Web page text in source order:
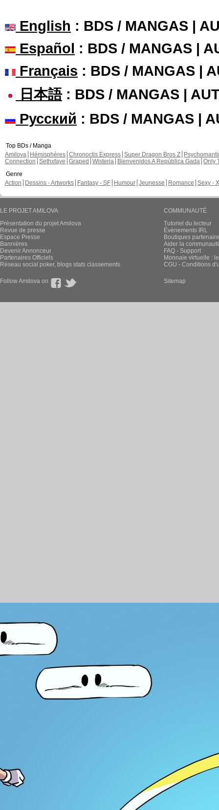
English : BDS / MANGAS |
Español : BDS / MANGAS |
Français : BDS / MANGAS |
日本語: BDS / MANGAS |
Русский : BDS / MANGAS |
Top BDs / Manga
Amilova
Hémisphères Chronoctis Express Super Dragon Bros Z
Connection Sethxfaye Graped Wisteria Bienvenidos A República Gada Only
Genre
Action
Dessins - Artworks Fantasy - SF Humour Jeunesse Romance Sexy -
LE PROJET AMILOVA
Présentation du projet Amilova
Revue de presse
Espace Presse
Bannières
Devenir Annonceur
Partenaires Officiels
Réseau social poker, blogs stats classements
COMMUNAUTÉ
Tutoriel du lecteur
Évènements IRL
Boutiques
Aider la
FAQ - Support
Monnaie virtuelle :
CGU - Conditions
Follow Amilova on Sitemap